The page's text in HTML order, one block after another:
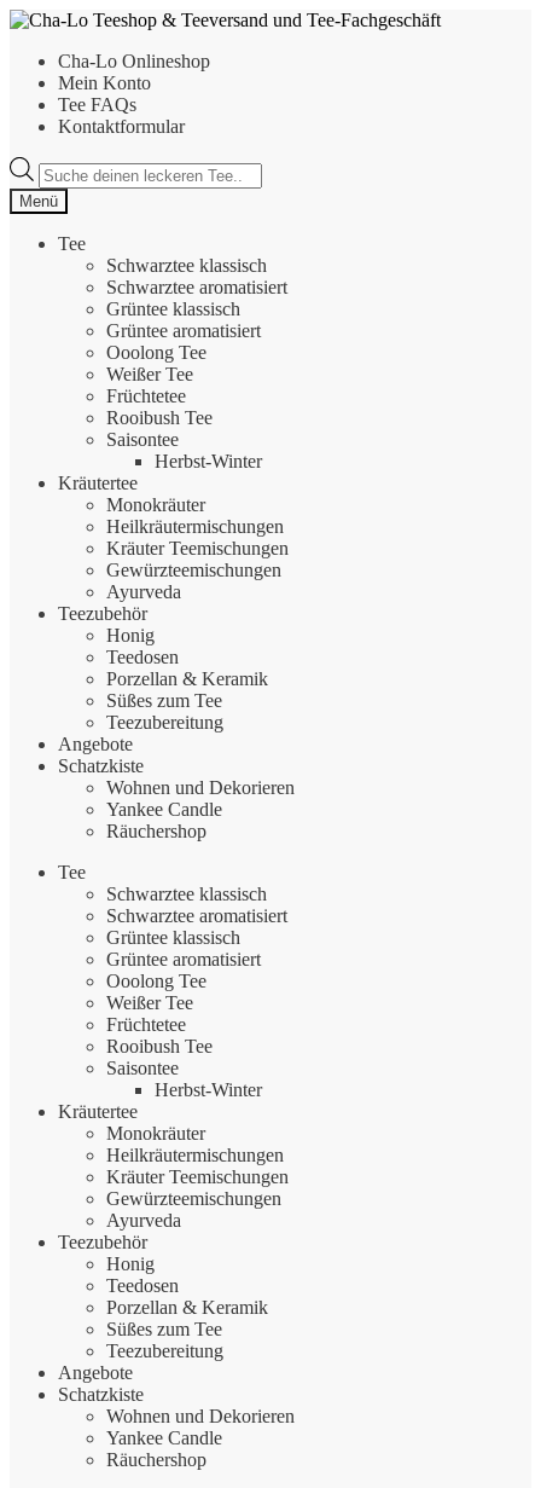
Zur
springen
Zum
springenCha-Lo Onlineshop
Mein Konto
Tee FAQs
Kontaktformular
Products
search
Menü
Tee
Schwarztee klassisch
Schwarztee aromatisiert
Grüntee klassisch
Grüntee aromatisiert
Ooolong Tee
Weißer Tee
Früchtetee
Rooibush Tee
Saisontee
Herbst-Winter
Kräutertee
Monokräuter
Heilkräutermischungen
Kräuter Teemischungen
Gewürzteemischungen
Ayurveda
Teezubehör
Honig
Teedosen
Porzellan & Keramik
Süßes zum Tee
Teezubereitung
Angebote
Schatzkiste
Wohnen und Dekorieren
Yankee Candle
Räuchershop
Tee
Schwarztee klassisch
Schwarztee aromatisiert
Grüntee klassisch
Grüntee aromatisiert
Ooolong Tee
Weißer Tee
Früchtetee
Rooibush Tee
Saisontee
Herbst-Winter
Kräutertee
Monokräuter
Heilkräutermischungen
Kräuter Teemischungen
Gewürzteemischungen
Ayurveda
Teezubehör
Honig
Teedosen
Porzellan & Keramik
Süßes zum Tee
Teezubereitung
Angebote
Schatzkiste
Wohnen und Dekorieren
Yankee Candle
Räuchershop